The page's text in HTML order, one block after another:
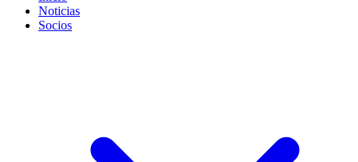
Noticias
Socios